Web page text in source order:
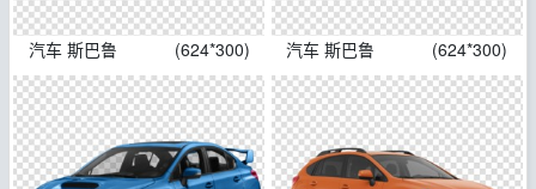
汽车 斯巴鲁 (624*300) 汽车 斯巴鲁 (624*300)